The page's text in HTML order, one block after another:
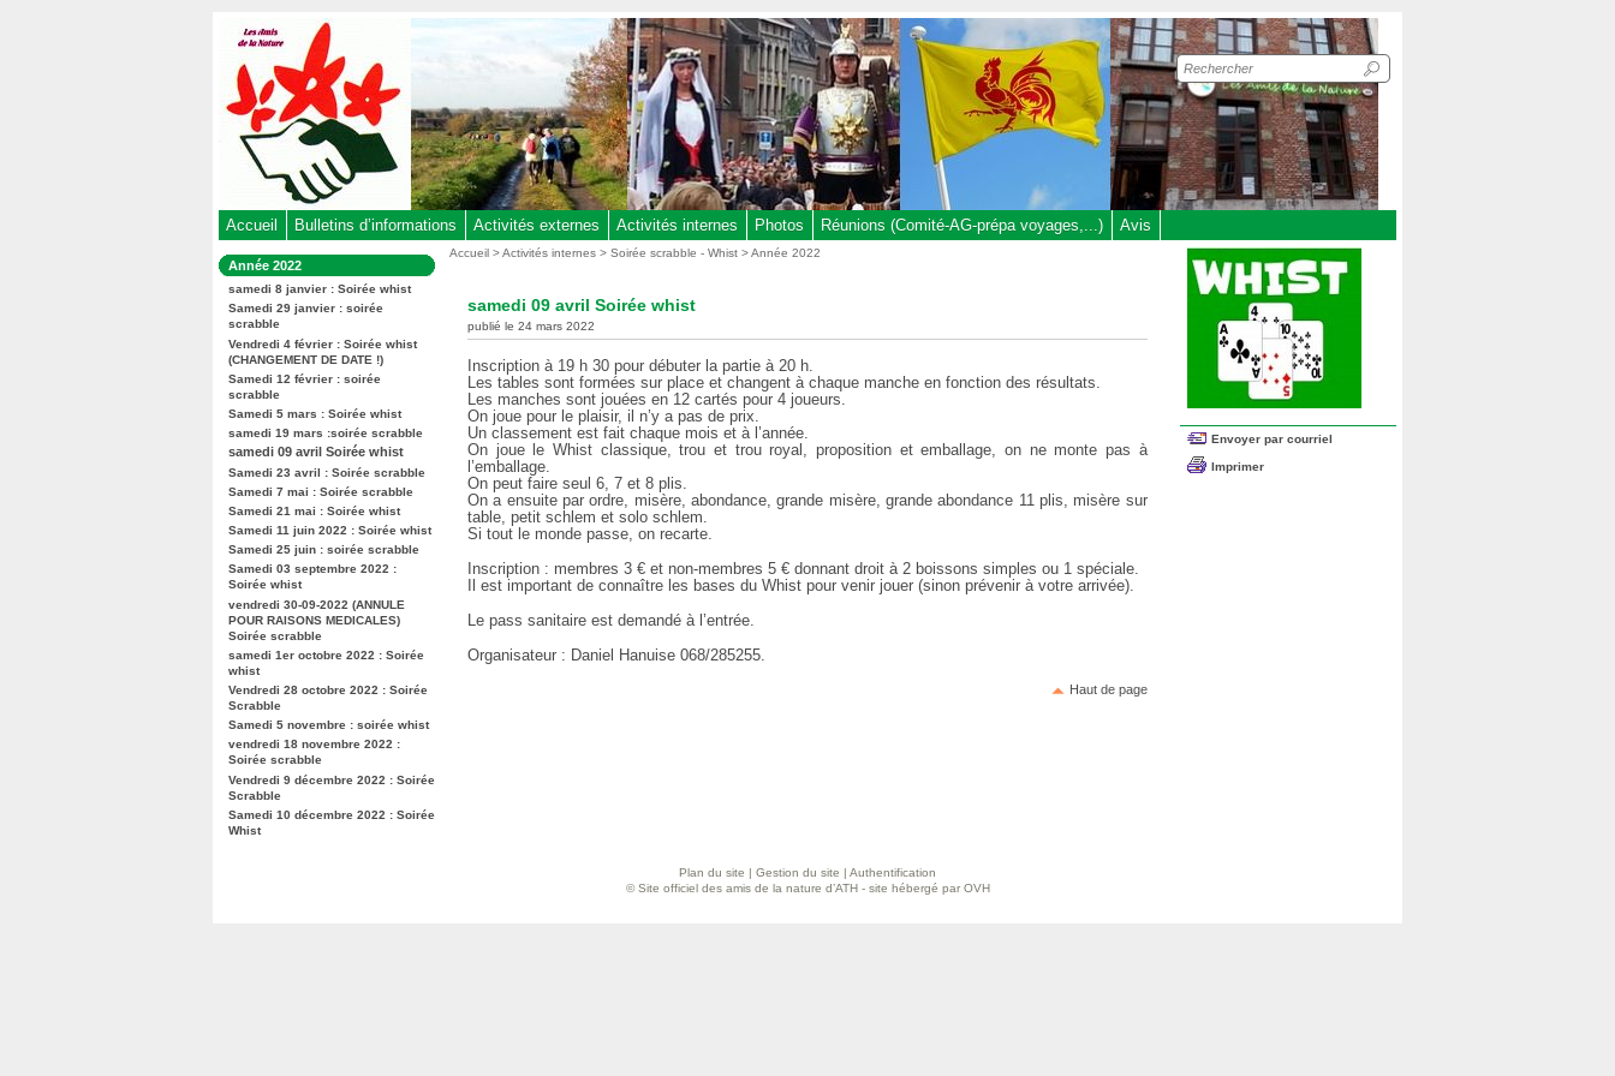
Recherche
sur
le
site
Accueil Bulletins d’informations Activités externes Activités internes Photos Réunions (Comité-AG-prépa voyages,...) Avis
Dans
la
rubrique
:
Année 2022
samedi 8 janvier : Soirée whist
Samedi 29 janvier : soirée
scrabble
Vendredi 4 février : Soirée whist
(CHANGEMENT DE DATE !)
Samedi 12 février : soirée
scrabble
Samedi 5 mars : Soirée whist
samedi 19 mars :soirée scrabble
samedi 09 avril Soirée whist
Samedi 23 avril : Soirée scrabble
Samedi 7 mai : Soirée scrabble
Samedi 21 mai : Soirée whist
Samedi 11 juin 2022 : Soirée whist
Samedi 25 juin : soirée scrabble
Samedi 03 septembre 2022 :
Soirée whist
vendredi 30-09-2022 (ANNULE
POUR RAISONS MEDICALES)
Soirée scrabble
samedi 1er octobre 2022 : Soirée
whist
Vendredi 28 octobre 2022 : Soirée
Scrabble
Samedi 5 novembre : soirée whist
vendredi 18 novembre 2022 :
Soirée scrabble
Vendredi 9 décembre 2022 : Soirée
Scrabble
Samedi 10 décembre 2022 : Soirée
Whist
Vous
Accueil >Activités internes >Soirée scrabble - Whist >Année 2022
samedi 09 avril Soirée whist
publié le 24 mars 2022
Inscription à 19 h 30 pour débuter la partie à 20 h.
Les tables sont formées sur place et changent à chaque manche en fonction des résultats.
Les manches sont jouées en 12 cartés pour 4 joueurs.
On joue pour le plaisir, il n’y a pas de prix.
Un classement est fait chaque mois et à l’année.
On joue le Whist classique, trou et trou royal, proposition et emballage, on ne monte pas à
l’emballage.
On peut faire seul 6, 7 et 8 plis.
On a ensuite par ordre, misère, abondance, grande misère, grande abondance 11 plis, misère sur
table, petit schlem et solo schlem.
Si tout le monde passe, on recarte.
Inscription : membres 3 € et non-membres 5 € donnant droit à 2 boissons simples ou 1 spéciale.
Il est important de connaître les bases du Whist pour venir jouer (sinon prévenir à votre arrivée).
Le pass sanitaire est demandé à l’entrée.
Organisateur : Daniel Hanuise 068/285255.
Haut de page
Envoyer par courriel
Imprimer
Plan du site | Gestion du site | Authentification
© Site officiel des amis de la nature d’ATH - site hébergé par OVH